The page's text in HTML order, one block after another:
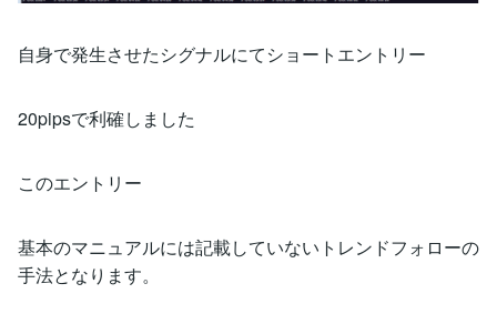
自身で発生させたシグナルにてショートエントリー
20pipsで利確しました
このエントリー
基本のマニュアルには記載していないトレンドフォローの
手法となります。